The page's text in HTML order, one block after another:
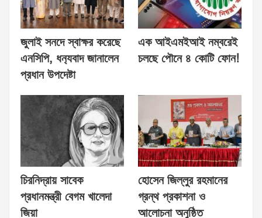
জুলাই সনদে স্বাক্ষর করেছে
এনসিপি, ধন‍্যবাদ জানালেন
প্রধান উপদেষ্টা
এক আইএমইআই নম্বরেই
চলছে পৌনে ৪ কোটি ফোন!
চিরনিদ্রায় সাবেক
প্রধানমন্ত্রী বেগম খালেদা
জিয়া
হোসেন জিল্লুর রহমানের
গ্রন্থ প্রকাশনা ও
আলোচনা অনুষ্ঠিত